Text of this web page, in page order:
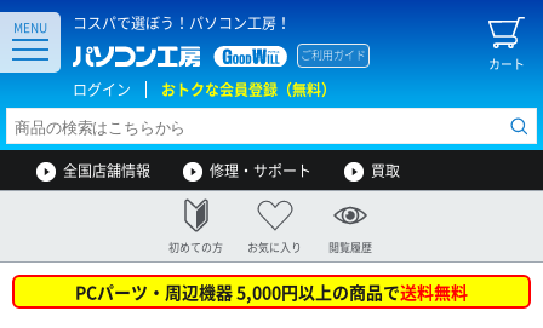
コスパで選ぼう！パソコン工房！
カート
ご利用ガイド
ログイン おトクな会員登録（無料）
MENU
全国店舗情報 修理・サポート 買取
初めての方 お気に入り 閲覧履歴
PCパーツ・周辺機器 5,000円以上の商品で送料無料